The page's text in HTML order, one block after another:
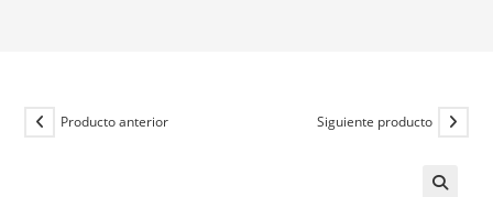
Producto anterior Siguiente producto